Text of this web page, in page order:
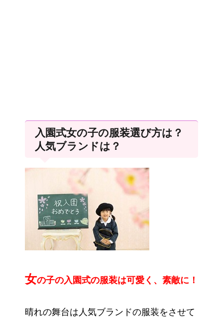
入園式女の子の服装選び方は？
人気ブランドは？
女の子の入園式の服装は可愛く、素敵に！
晴れの舞台は人気ブランドの服装をさせて